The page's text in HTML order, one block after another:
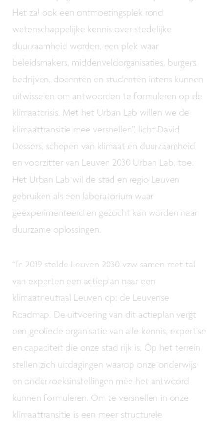
Het zal ook een ontmoetingsplek rond
wetenschappelijke kennis over stedelijke
duurzaamheid worden, een plek waar
beleidsmakers, middenveldorganisaties, burgers,
bedrijven, docenten en studenten intens kunnen
uitwisselen om antwoorden te formuleren op de
klimaatcrisis. Met het Urban Lab willen we de
klimaattransitie mee versnellen”, licht David
Dessers, schepen van klimaat en duurzaamheid
en voorzitter van Leuven 2030 Urban Lab, toe.
Het Urban Lab wil de stad en regio Leuven
gebruiken als een laboratorium waar
geëxperimenteerd en gezocht kan worden naar
duurzame oplossingen.
“In 2019 stelde Leuven 2030 vzw samen met tal
van experten een actieplan naar een
klimaatneutraal Leuven op: de Leuvense
Roadmap. De uitvoering van dit actieplan vergt
een geoliede organisatie van alle kennis, expertise
en capaciteit die onze stad rijk is. Op het terrein
stellen zich uitdagingen waarop onze onderwijs-
en onderzoeksinstellingen mee het antwoord
kunnen formuleren. Om te versnellen in onze
klimaattransitie is een meer structurele